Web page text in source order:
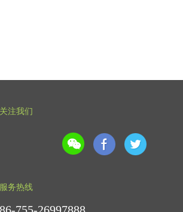
关注我们
服务热线